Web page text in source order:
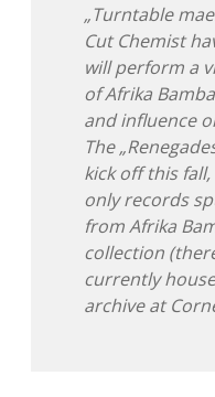
„Turntable
Cut Chemist
will perform a
of Afrika
and influence
The
kick off this
only records
from Afrika
collection
currently
archive at